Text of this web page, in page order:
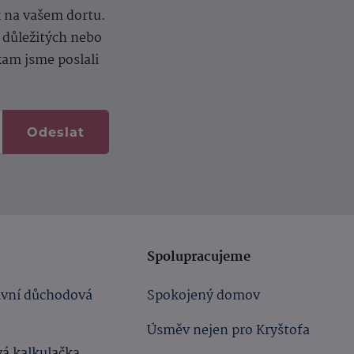
vašem dortu.
nebo
jsme poslali
Odeslat
důchodová
Spolupracujeme
Spokojený domov
Úsměv nejen pro Kryštofa